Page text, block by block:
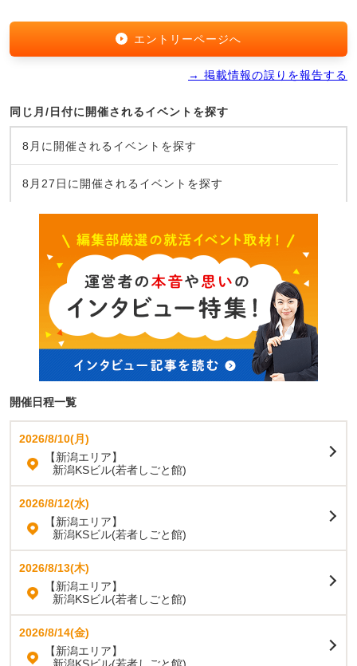
エントリーページへ
→ 掲載情報の誤りを報告する
同じ月/日付に開催されるイベントを探す
8月に開催されるイベントを探す
8月27日に開催されるイベントを探す
開催日程一覧
2026/8/10(月)
【新潟エリア】
新潟KSビル(若者しごと館)
2026/8/12(水)
【新潟エリア】
新潟KSビル(若者しごと館)
2026/8/13(木)
【新潟エリア】
新潟KSビル(若者しごと館)
2026/8/14(金)
【新潟エリア】
新潟KSビル(若者しごと館)